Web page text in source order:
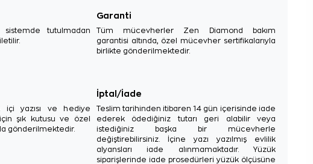
sistemde tutulmadan
Garanti
Tüm mücevherler Zen Diamond bakım
garantisi altında, özel mücevher sertifikalarıyla
birlikte gönderilmektedir.
içi yazısı ve hediye
şık kutusu ve özel
gönderilmektedir.
İptal/İade
Teslim tarihinden itibaren 14 gün içerisinde iade
ederek ödediğiniz tutarı geri alabilir veya
istediğiniz başka bir mücevherle
değiştirebilirsiniz. İçine yazı yazılmış evlilik
alyansları iade alınmamaktadır. Yüzük
siparişlerinde iade prosedürleri yüzük ölçüsüne